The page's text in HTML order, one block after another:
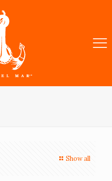
Show all